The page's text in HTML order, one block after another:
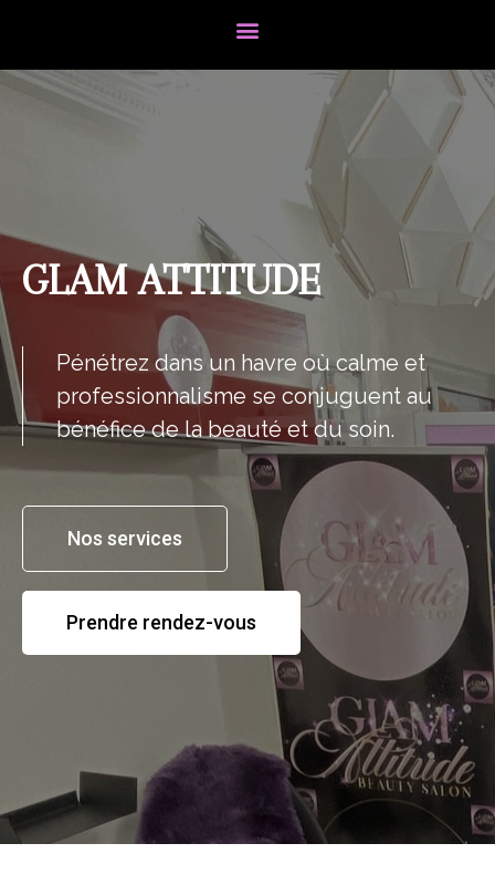
GLAM ATTITUDE
Pénétrez dans un havre où calme et
professionnalisme se conjuguent au
bénéfice de la beauté et du soin.
Nos services
Prendre rendez-vous